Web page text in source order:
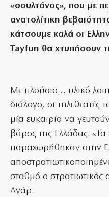
«σουλτάνος», που με
ανατολίτικη
κάτσουμε καλά οι
Tayfun θα χτυπήσουν
Με πλούσιο… υλικό
διάλογο, οι τηλεθεατές
μία ευκαιρία να
βάρος της Ελλάδας. «Τα
παραχωρήθηκαν στην
σταθμό ο
Αγάρ.